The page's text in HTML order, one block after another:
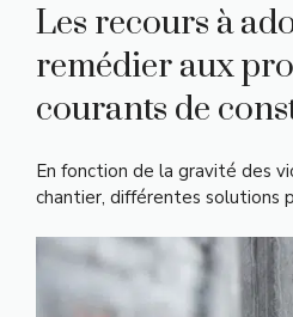
Les recours à
remédier aux
courants de
En fonction de la gravité des
chantier, différentes solutions